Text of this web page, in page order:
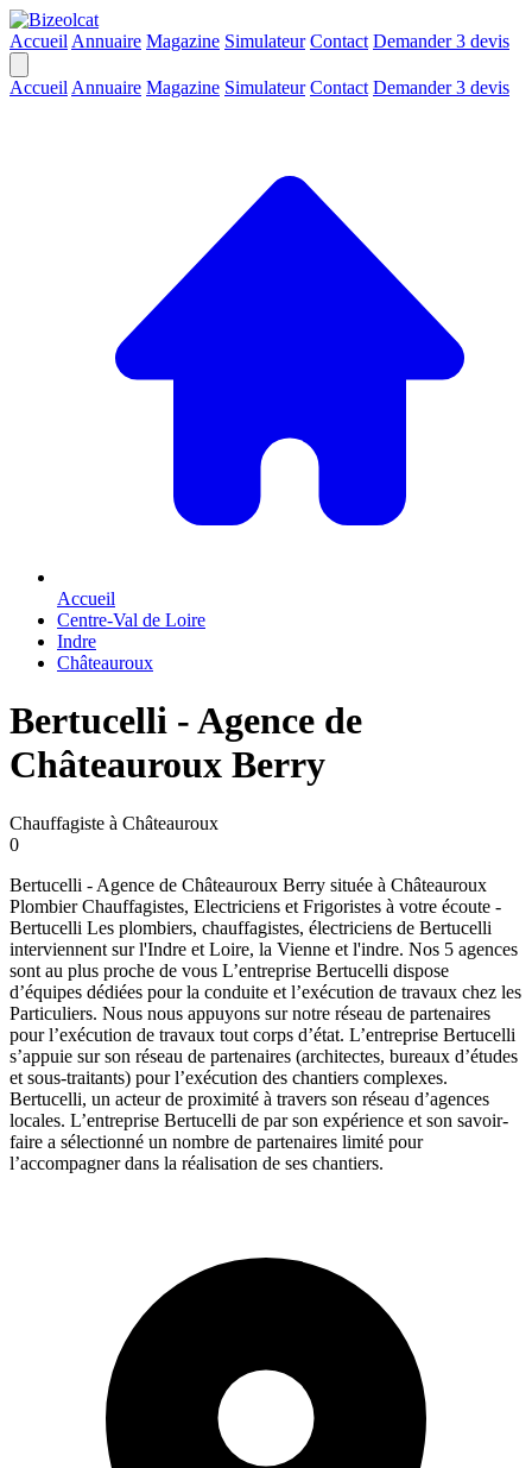
Accueil Annuaire Magazine Simulateur Contact Demander 3 devis
Accueil Annuaire Magazine Simulateur Contact Demander 3 devis
Accueil
Centre-Val de Loire
Indre
Châteauroux
Bertucelli - Agence de
Châteauroux Berry
Chauffagiste à Châteauroux
0
Bertucelli - Agence de Châteauroux Berry située à Châteauroux
Plombier Chauffagistes, Electriciens et Frigoristes à votre écoute -
Bertucelli Les plombiers, chauffagistes, électriciens de Bertucelli
interviennent sur l'Indre et Loire, la Vienne et l'indre. Nos 5 agences
sont au plus proche de vous L’entreprise Bertucelli dispose
d’équipes dédiées pour la conduite et l’exécution de travaux chez les
Particuliers. Nous nous appuyons sur notre réseau de partenaires
pour l’exécution de travaux tout corps d’état. L’entreprise Bertucelli
s’appuie sur son réseau de partenaires (architectes, bureaux d’études
et sous-traitants) pour l’exécution des chantiers complexes.
Bertucelli, un acteur de proximité à travers son réseau d’agences
locales. L’entreprise Bertucelli de par son expérience et son savoir-
faire a sélectionné un nombre de partenaires limité pour
l’accompagner dans la réalisation de ses chantiers.